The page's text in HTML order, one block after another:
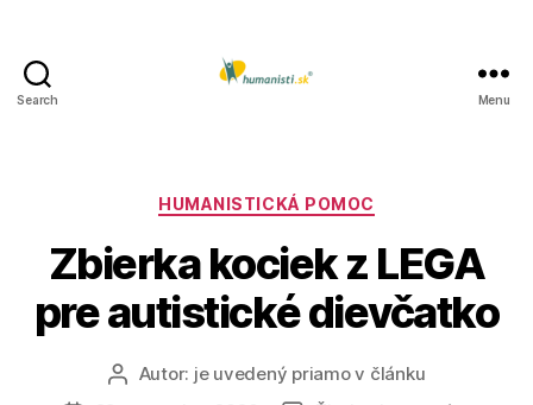
Search Menu
Kategórie
HUMANISTICKÁ POMOC
Zbierka kociek z LEGA
pre autistické dievčatko
AutorAutor: je uvedený priamo v článku